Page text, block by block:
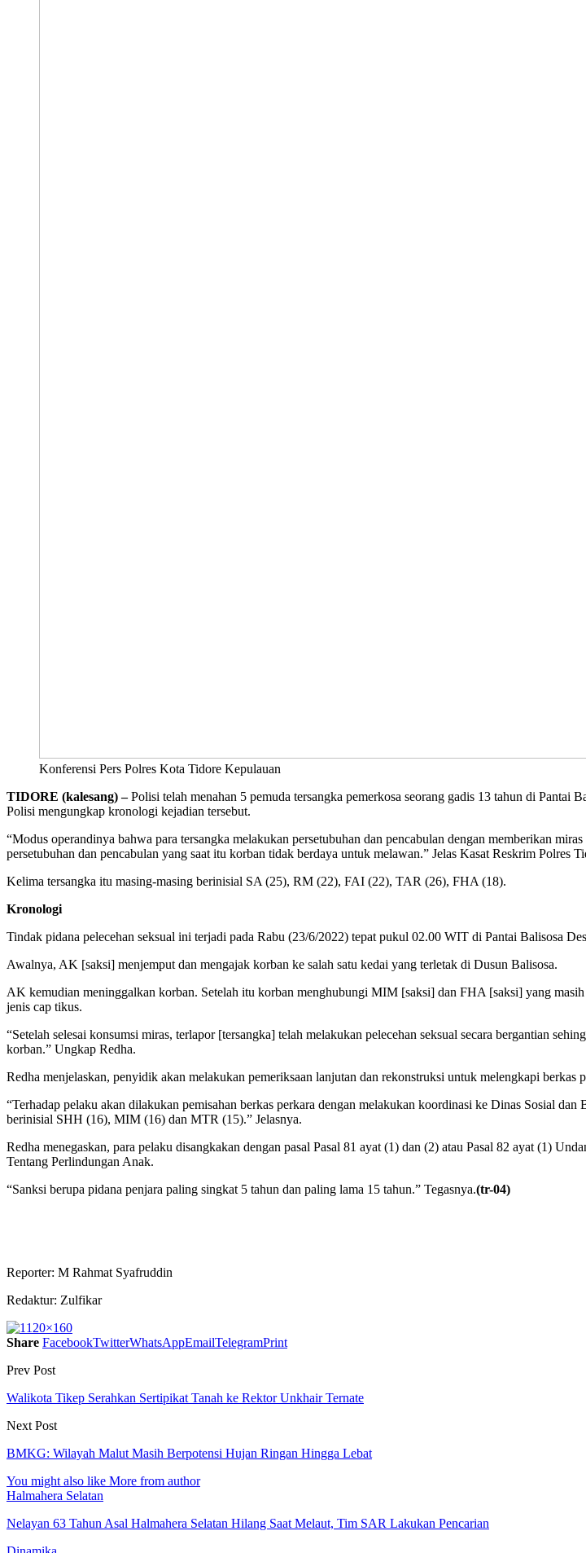
Konferensi Pers Polres Kota Tidore Kepulauan
TIDORE (kalesang) –Polisi telah menahan 5 pemuda tersangka pemerkosa seorang gadis 13 tahun di
Polisi mengungkap kronologi kejadian tersebut.
“Modus operandinya bahwa para tersangka melakukan persetubuhan dan pencabulan dengan memberikan
persetubuhan dan pencabulan yang saat itu korban tidak berdaya untuk melawan.” Jelas Kasat Reskrim
Kelima tersangka itu masing-masing berinisial SA (25), RM (22), FAI (22), TAR (26), FHA (18).
Kronologi
Tindak pidana pelecehan seksual ini terjadi pada Rabu (23/6/2022) tepat pukul 02.00 WIT di Pantai Balisosa
Awalnya, AK [saksi] menjemput dan mengajak korban ke salah satu kedai yang terletak di Dusun Balisosa.
AK kemudian meninggalkan korban. Setelah itu korban menghubungi MIM [saksi] dan FHA [saksi] yang
jenis cap tikus.
“Setelah selesai konsumsi miras, terlapor [tersangka] telah melakukan pelecehan seksual secara bergantian
korban.” Ungkap Redha.
Redha menjelaskan, penyidik akan melakukan pemeriksaan lanjutan dan rekonstruksi untuk melengkapi
“Terhadap pelaku akan dilakukan pemisahan berkas perkara dengan melakukan koordinasi ke Dinas Sosial
berinisial SHH (16), MIM (16) dan MTR (15).” Jelasnya.
Redha menegaskan, para pelaku disangkakan dengan pasal Pasal 81 ayat (1) dan (2) atau Pasal 82 ayat (1)
Tentang Perlindungan Anak.
“Sanksi berupa pidana penjara paling singkat 5 tahun dan paling lama 15 tahun.” Tegasnya.(tr-04)
Reporter: M Rahmat Syafruddin
Redaktur: Zulfikar
Share FacebookTwitterWhatsAppEmailTelegramPrint
Prev Post
Walikota Tikep Serahkan Sertipikat Tanah ke Rektor Unkhair Ternate
Next Post
BMKG: Wilayah Malut Masih Berpotensi Hujan Ringan Hingga Lebat
You might also like More from author
Halmahera Selatan
Nelayan 63 Tahun Asal Halmahera Selatan Hilang Saat Melaut, Tim SAR Lakukan Pencarian